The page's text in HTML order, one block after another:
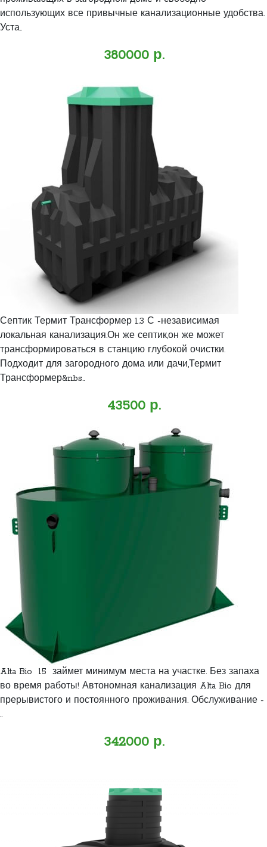
использующих все привычные канализационные удобства.
Уста..
380000 р.
Септик Термит Трансформер 1.3 С -независимая
локальная канализация.Он же септик,он же может
трансформироваться в станцию глубокой очистки.
Подходит для загородного дома или дачи,Термит
Трансформер&nbs..
43500 р.
Alta Bio 15 займет минимум места на участке. Без запаха
во время работы! Автономная канализация Alta Bio для
прерывистого и постоянного проживания. Обслуживание -
..
342000 р.